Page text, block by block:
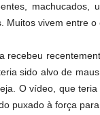
Muitos vivem entre o
recebeu
sido alvo de
O vídeo, que
puxado à força